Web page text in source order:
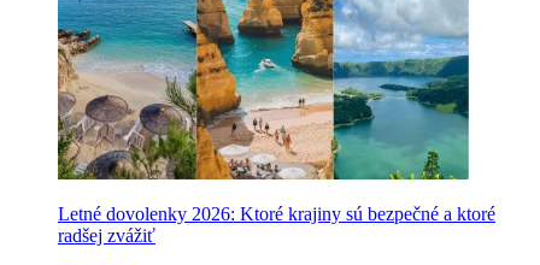
Letné dovolenky 2026: Ktoré krajiny sú bezpečné a ktoré
radšej zvážiť